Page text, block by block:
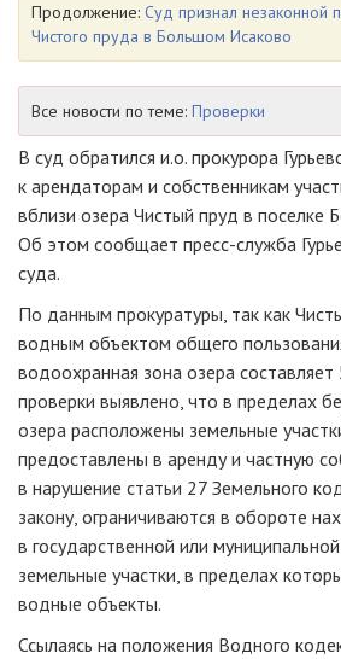
Продолжение: Суд признал незаконной
Чистого пруда в Большом Исаково
Все новости по теме: Проверки
В суд обратился и.о. прокурора
к арендаторам и собственникам
вблизи озера Чистый пруд в поселке
Об этом сообщает пресс-служба
суда.
По данным прокуратуры, так как
водным объектом общего
водоохранная зона озера
проверки выявлено, что в пределах
озера расположены земельные
предоставлены в аренду и частную
в нарушение статьи 27 Земельного
закону, ограничиваются в обороте
в государственной или
земельные участки, в пределах
водные объекты.
Ссылаясь на положения Водного